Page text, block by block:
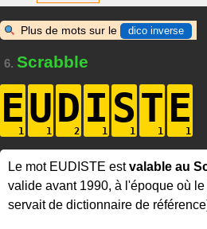
Plus de mots sur le dico inverse
6. Scrabble
EUDI STE
Le mot EUDISTE estvalable au
valide avant 1990, à l'époque où le
servait de dictionnaire de